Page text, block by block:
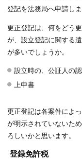
登記を法務局へ申請しま
更正登記は、何をどう
が、設立登記に関する
が多いでしょうか。
設立時の、公証人の
上申書
更正登記は各案件によ
が明示されていないた
ろしいかと思います。
登録免許税